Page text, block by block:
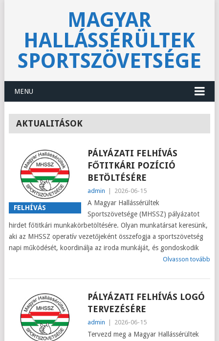
MAGYAR
HALLÁSSÉRÜLTEK
SPORTSZÖVETSÉGE
MENU
AKTUALITÁSOK
FELHÍVÁS
PÁLYÁZATI FELHÍVÁS
FŐTITKÁRI POZÍCIÓ
BETÖLTÉSÉRE
admin 2026-06-15
A Magyar Hallássérültek
Sportszövetsége (MHSSZ) pályázatot
hirdet főtitkári munkakörbetöltésére. Olyan munkatársat keresünk,
aki az MHSSZ operatív vezetőjeként összefogja a sportszövetség
napi működését, koordinálja az iroda munkáját, és gondoskodik
Olvasson tovább
PÁLYÁZATI FELHÍVÁS LOGÓ
TERVEZÉSÉRE
admin 2026-06-15
Tervezd meg a Magyar Hallássérültek